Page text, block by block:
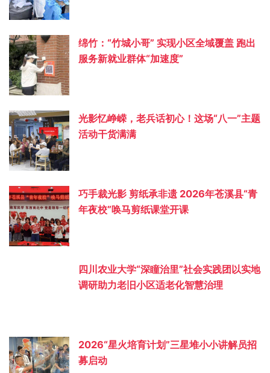
绵竹：“竹城小哥” 实现小区全域覆盖 跑出
服务新就业群体“加速度”
光影忆峥嵘，老兵话初心！这场“八一”主题
活动干货满满
巧手裁光影 剪纸承非遗 2026年苍溪县“青
年夜校”唤马剪纸课堂开课
四川农业大学“深瞳治里”社会实践团以实地
调研助力老旧小区适老化智慧治理
2026“星火培育计划”三星堆小小讲解员招
募启动